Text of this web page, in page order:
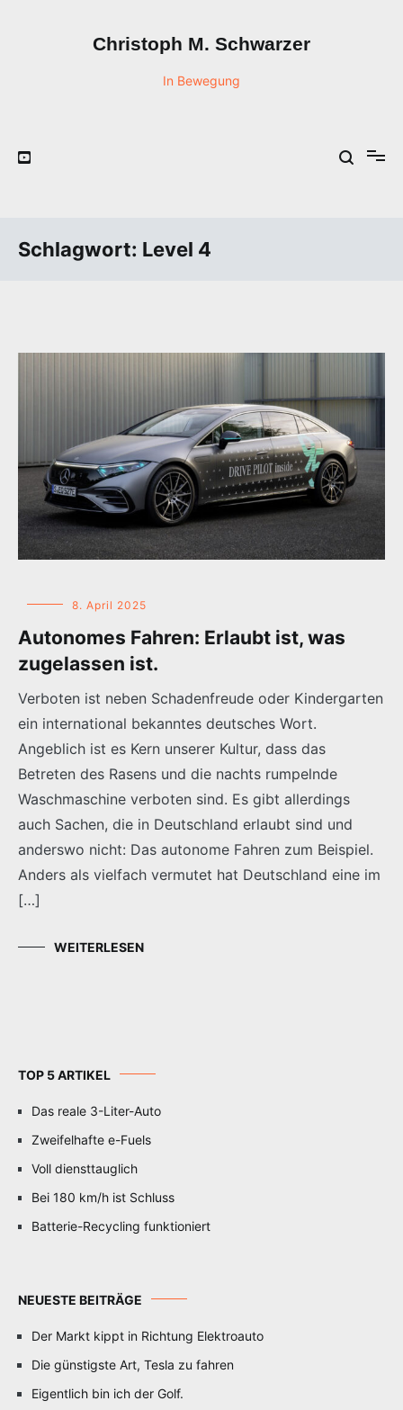
Christoph M. Schwarzer
In Bewegung
Schlagwort: Level 4
8. April 2025
Autonomes Fahren: Erlaubt ist, was
zugelassen ist.
Verboten ist neben Schadenfreude oder Kindergarten
ein international bekanntes deutsches Wort.
Angeblich ist es Kern unserer Kultur, dass das
Betreten des Rasens und die nachts rumpelnde
Waschmaschine verboten sind. Es gibt allerdings
auch Sachen, die in Deutschland erlaubt sind und
anderswo nicht: Das autonome Fahren zum Beispiel.
Anders als vielfach vermutet hat Deutschland eine im
[…]
WEITERLESEN
TOP 5 ARTIKEL
Das reale 3-Liter-Auto
Zweifelhafte e-Fuels
Voll diensttauglich
Bei 180 km/h ist Schluss
Batterie-Recycling funktioniert
NEUESTE BEITRÄGE
Der Markt kippt in Richtung Elektroauto
Die günstigste Art, Tesla zu fahren
Eigentlich bin ich der Golf.